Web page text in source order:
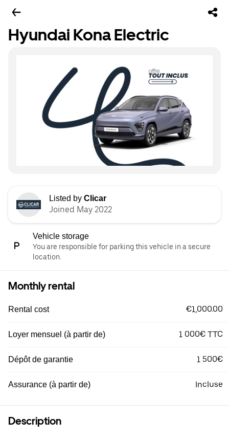
Hyundai Kona Electric
Listed by Clicar
Joined May 2022
Vehicle storage
You are responsible for parking this vehicle in a secure
location.
Monthly rental
Rental cost €1,000.00
Loyer mensuel (à partir de) 1 000€ TTC
Dépôt de garantie 1 500€
Assurance (à partir de) Incluse
Description